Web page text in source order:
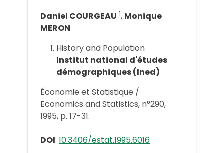
Daniel COURGEAU 1, Monique
MERON
History and Population
Institut national d'études
démographiques (Ined)
Économie et Statistique /
Economics and Statistics, n°290,
1995, p. 17-31.
DOI: 10.3406/estat.1995.6016